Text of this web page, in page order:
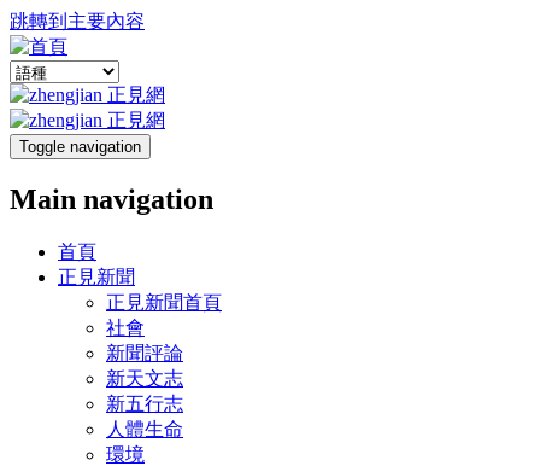
跳轉到主要內容
Toggle navigation
Main navigation
首頁
正見新聞
正見新聞首頁
社會
新聞評論
新天文志
新五行志
人體生命
環境